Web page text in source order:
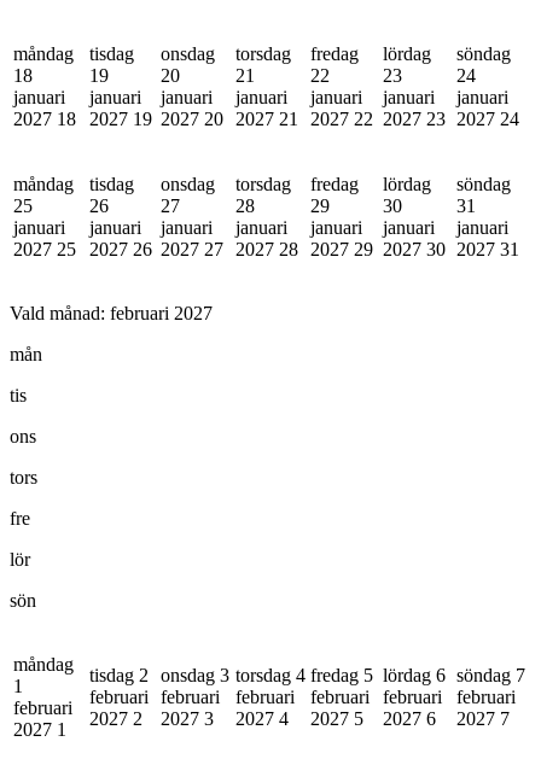
måndag
18
januari
2027 18
tisdag
19
januari
2027 19
onsdag
20
januari
2027 20
torsdag
21
januari
2027 21
fredag
22
januari
2027 22
lördag
23
januari
2027 23
söndag
24
januari
2027 24
måndag
25
januari
2027 25
tisdag
26
januari
2027 26
onsdag
27
januari
2027 27
torsdag
28
januari
2027 28
fredag
29
januari
2027 29
lördag
30
januari
2027 30
söndag
31
januari
2027 31
Vald månad: februari 2027
mån
tis
ons
tors
fre
lör
sön
måndag
1
februari
2027 1
tisdag 2
februari
2027 2
onsdag 3
februari
2027 3
torsdag 4
februari
2027 4
fredag 5
februari
2027 5
lördag 6
februari
2027 6
söndag 7
februari
2027 7